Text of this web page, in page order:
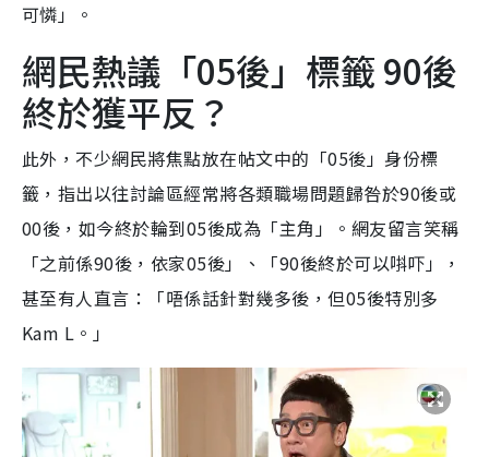
可憐」。
網民熱議「05後」標籤 90後
終於獲平反？
此外，不少網民將焦點放在帖文中的「05後」身份標
籤，指出以往討論區經常將各類職場問題歸咎於90後或
00後，如今終於輪到05後成為「主角」。網友留言笑稱
「之前係90後，依家05後」、「90後終於可以唞吓」，
甚至有人直言：「唔係話針對幾多後，但05後特別多
Kam L。」